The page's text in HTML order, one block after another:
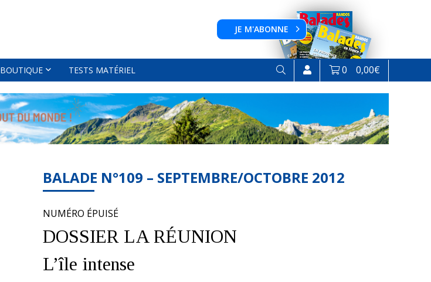
JE M'ABONNE
BOUTIQUE TESTS MATÉRIEL 0 0,00€
BALADE N°109 – SEPTEMBRE/OCTOBRE 2012
NUMÉRO ÉPUISÉ
DOSSIER LA RÉUNION
L’île intense